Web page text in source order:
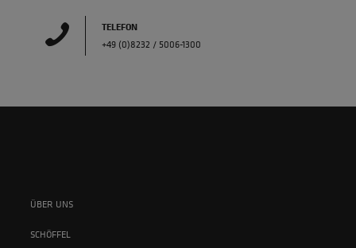
TELEFON
+49 (0)8232 / 5006-1300
ÜBER UNS
SCHÖFFEL